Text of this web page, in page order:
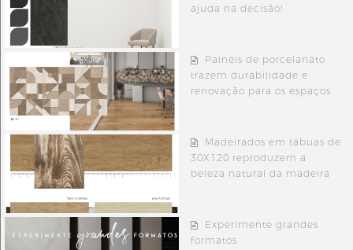
ajuda na decisão!
Painéis de porcelanato
trazem durabilidade e
renovação para os espaços
Madeirados em tábuas de
30X120 reproduzem a
beleza natural da madeira
Experimente grandes
formatos